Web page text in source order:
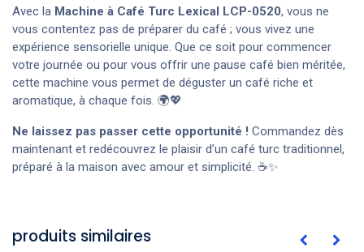
Avec la Machine à Café Turc Lexical LCP-0520, vous ne
vous contentez pas de préparer du café ; vous vivez une
expérience sensorielle unique. Que ce soit pour commencer
votre journée ou pour vous offrir une pause café bien méritée,
cette machine vous permet de déguster un café riche et
aromatique, à chaque fois. 🌍💖
Ne laissez pas passer cette opportunité ! Commandez dès
maintenant et redécouvrez le plaisir d’un café turc traditionnel,
préparé à la maison avec amour et simplicité. ☕✨
produits similaires